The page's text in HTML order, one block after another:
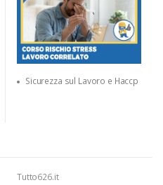
Sicurezza sul Lavoro e Haccp
Tutto626.it